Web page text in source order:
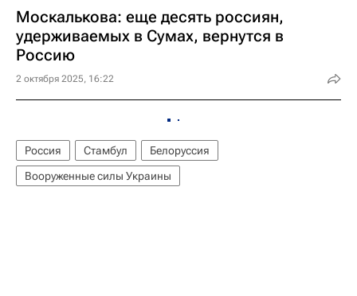
Москалькова: еще десять россиян,
удерживаемых в Сумах, вернутся в
Россию
2 октября 2025, 16:22
Россия Стамбул
Белоруссия
Вооруженные силы Украины